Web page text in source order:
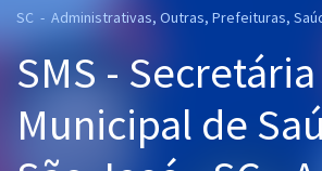
Cursos 20% OFF
Pós
Graduação
SC - Administrativas, Outras, Prefeituras,
SMS - Secretária
Municipal de